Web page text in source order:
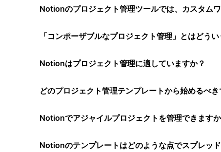
Notionのプロジェクト管理ツールでは、カスタム
「コンポーザブルなプロジェクト管理」とはどう
Notionはプロジェクト管理に適していますか？
どのプロジェクト管理テンプレートから始めるべき
Notionでアジャイルプロジェクトを管理できます
Notionのテンプレートはどのような点でスプレッ